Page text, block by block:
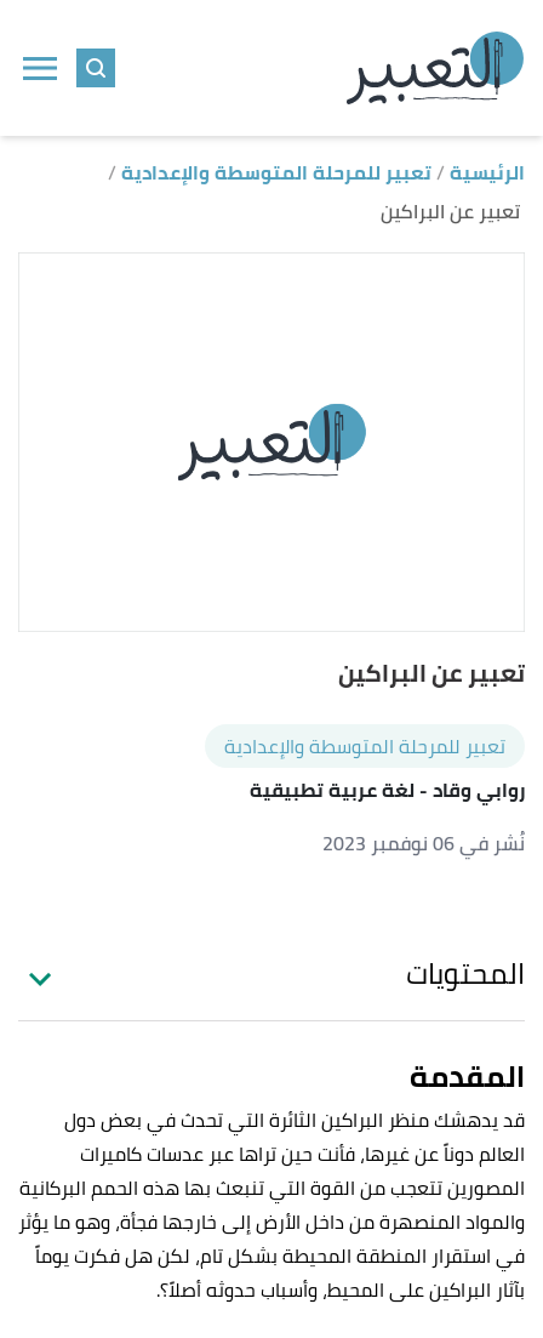
الرئيسية تعبير للمرحلة المتوسطة والإعدادية
تعبير عن البراكين
تعبير عن البراكين
تعبير للمرحلة المتوسطة والإعدادية
روابي وقاد- لغة عربية تطبيقية
نُشر في 06 نوفمبر 2023
المحتويات
المقدمة
قد يدهشك منظر البراكين الثائرة التي تحدث في بعض دول
العالم دوناً عن غيرها، فأنت حين تراها عبر عدسات كاميرات
المصورين تتعجب من القوة التي تنبعث بها هذه الحمم البركانية
والمواد المنصهرة من داخل الأرض إلى خارجها فجأة، وهو ما يؤثر
في استقرار المنطقة المحيطة بشكل تام، لكن هل فكرت يوماً
بآثار البراكين على المحيط، وأسباب حدوثه أصلاً؟.